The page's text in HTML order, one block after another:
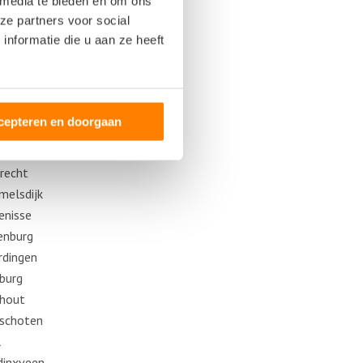
partners voor social
die u aan ze heeft
en doorgaan